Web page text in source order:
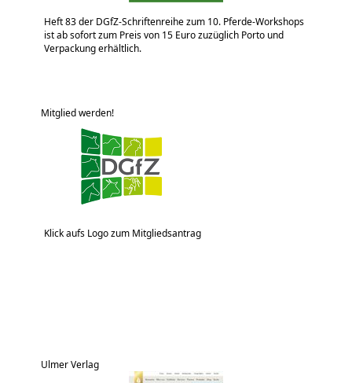
Heft 83 der DGfZ-Schriftenreihe zum 10. Pferde-Workshops
ist ab sofort zum Preis von 15 Euro zuzüglich Porto und
Verpackung erhältlich.
Mitglied werden!
Klick aufs Logo zum Mitgliedsantrag
Ulmer Verlag